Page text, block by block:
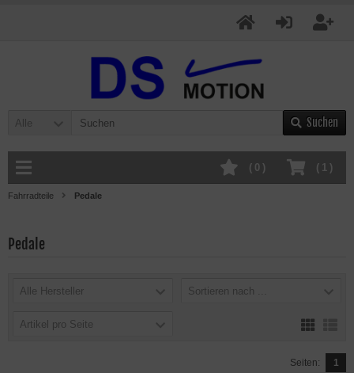
Alle Suchen
( 1 )
( 0 )
Fahrradteile Pedale
Pedale
Alle Hersteller Sortieren nach ...
Artikel pro Seite
Seiten: 1